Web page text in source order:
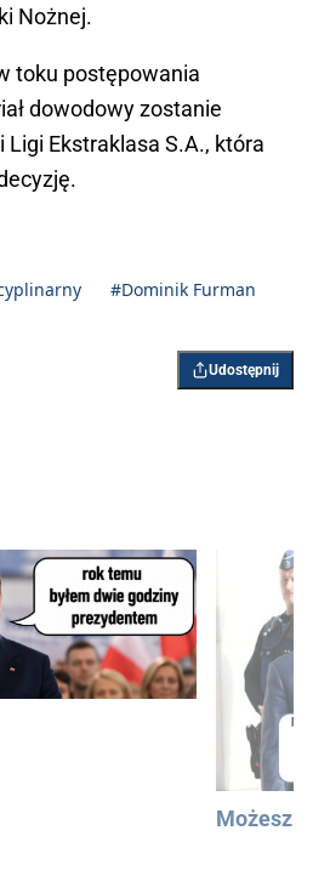
Nożnej.
toku postępowania
dowodowy zostanie
Ekstraklasa S.A., która
#Dominik Furman
Udostępnij
Możesz